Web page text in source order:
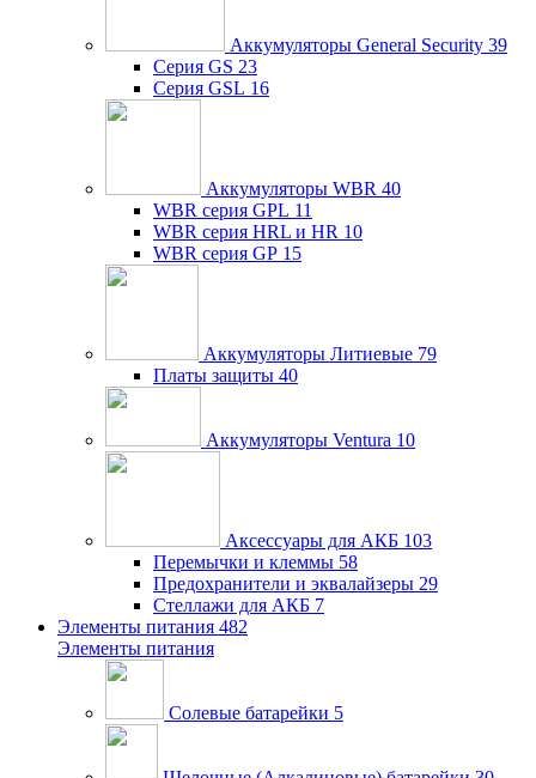
Аккумуляторы General Security 39
Серия GS 23
Серия GSL 16
Аккумуляторы WBR 40
WBR серия GPL 11
WBR серия HRL и HR 10
WBR серия GP 15
Аккумуляторы Литиевые 79
Платы защиты 40
Аккумуляторы Ventura 10
Аксессуары для АКБ 103
Перемычки и клеммы 58
Предохранители и эквалайзеры 29
Стеллажи для АКБ 7
Элементы питания 482
Элементы питания
Солевые батарейки 5